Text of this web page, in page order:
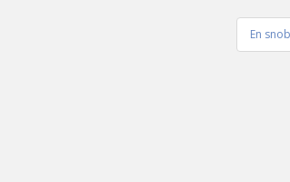
En